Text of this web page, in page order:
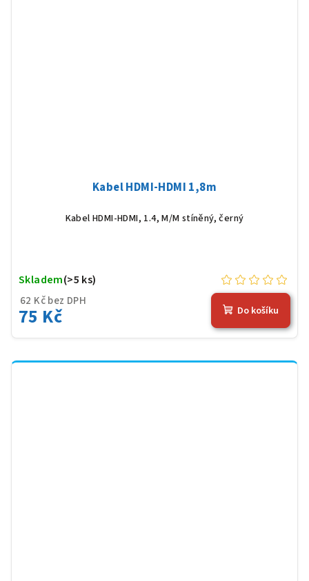
Kabel HDMI-HDMI 1,8m
Kabel HDMI-HDMI, 1.4, M/M stíněný, černý
62 Kč bez DPH
75 Kč
Skladem(>5 ks)
Do košíku